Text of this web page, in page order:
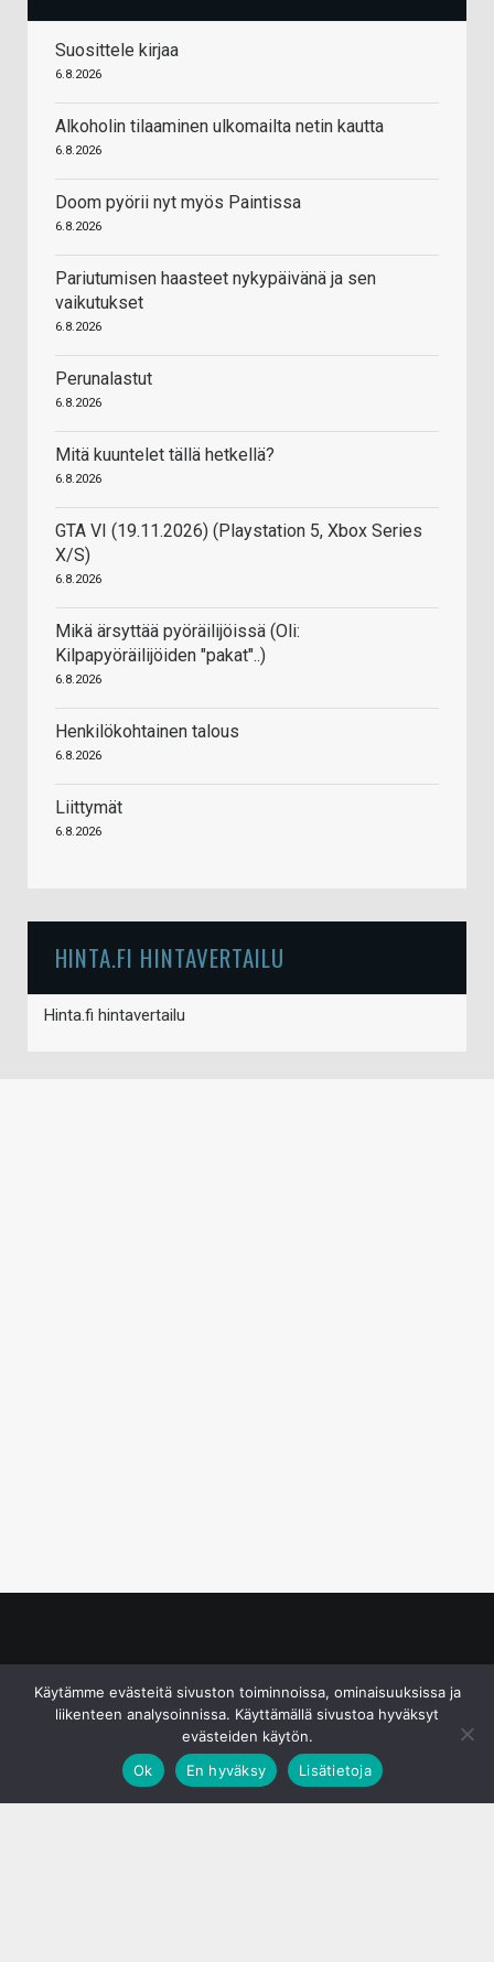
Suosittele kirjaa
6.8.2026
Alkoholin tilaaminen ulkomailta netin kautta
6.8.2026
Doom pyörii nyt myös Paintissa
6.8.2026
Pariutumisen haasteet nykypäivänä ja sen
vaikutukset
6.8.2026
Perunalastut
6.8.2026
Mitä kuuntelet tällä hetkellä?
6.8.2026
GTA VI (19.11.2026) (Playstation 5, Xbox Series
X/S)
6.8.2026
Mikä ärsyttää pyöräilijöissä (Oli:
Kilpapyöräilijöiden "pakat"..)
6.8.2026
Henkilökohtainen talous
6.8.2026
Liittymät
6.8.2026
HINTA.FI HINTAVERTAILU
Hinta.fi hintavertailu
Käytämme evästeitä sivuston toiminnoissa, ominaisuuksissa ja
liikenteen analysoinnissa. Käyttämällä sivustoa hyväksyt
evästeiden käytön.
Ok
En hyväksy Lisätietoja